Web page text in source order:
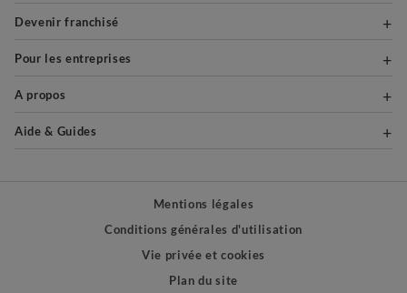
Devenir franchisé
Pour les entreprises
A propos
Aide & Guides
Mentions légales
Conditions générales d'utilisation
Vie privée et cookies
Plan du site